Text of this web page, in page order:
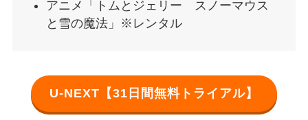
アニメ「トムとジェリー スノーマウス
と雪の魔法」※レンタル
U-NEXT【31日間無料トライアル】